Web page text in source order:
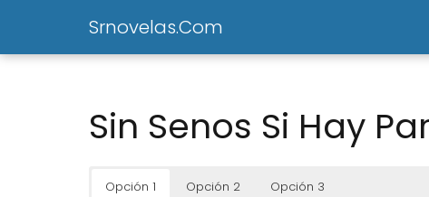
Srnovelas.Com
Sin Senos Si Hay
Opción 1 Opción 2 Opción 3